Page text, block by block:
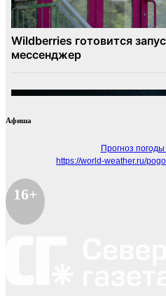
Афиша
Прогноз
https://world-weather.ru/
16+